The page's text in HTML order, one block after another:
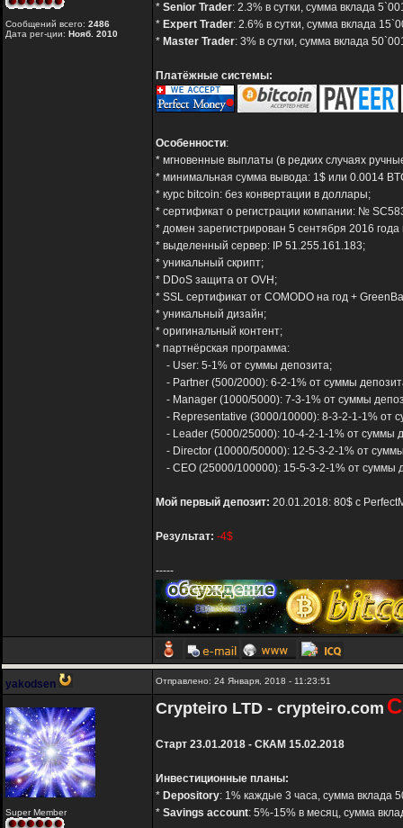
Сообщений всего: 2486
Дата рег-ции: Нояб. 2010
* Senior Trader: 2.3% в сутки, сумма вклада
* Expert Trader: 2.6% в сутки, сумма вклада
* Master Trader: 3% в сутки, сумма вклада
Платёжные системы:
Особенности:
* мгновенные выплаты (в редких случаях
* минимальная сумма вывода: 1$ или 0.0014
* курс bitcoin: без конвертации в доллары;
* сертификат о регистрации компании: №
* домен зарегистрирован 5 сентября 2016 года
* выделенный сервер: IP 51.255.161.183;
* уникальный скрипт;
* DDoS защита от OVH;
* SSL сертификат от COMODO на год +
* уникальный дизайн;
* оригинальный контент;
* партнёрская программа:
- User: 5-1% от суммы депозита;
- Partner (500/2000): 6-2-1% от суммы
- Manager (1000/5000): 7-3-1% от суммы
- Representative (3000/10000): 8-3-2-1-1% от
- Leader (5000/25000): 10-4-2-1-1% от суммы
- Director (10000/50000): 12-5-3-2-1% от
- CEO (25000/100000): 15-5-3-2-1% от суммы
Мой первый депозит: 20.01.2018: 80$ с
Результат: -4$
-----
yakodsen Отправлено: 24 Января, 2018 - 11:23:51
Super Member
Crypteiro LTD - crypteiro.com
Старт 23.01.2018 - СКАМ 15.02.2018
Инвестиционные планы:
* Depository: 1% каждые 3 часа, сумма вклада
* Savings account: 5%-15% в месяц, сумма